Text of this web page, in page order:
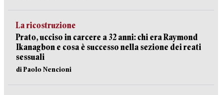
La ricostruzione
Prato, ucciso in carcere a 32 anni: chi era Raymond
Ikanagbon e cosa è successo nella sezione dei reati
sessuali
di Paolo Nencioni